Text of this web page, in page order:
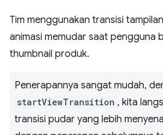
Tim menggunakan transisi
animasi memudar saat pengguna
thumbnail produk.
Penerapannya sangat mudah,
startViewTransition , kita
transisi pudar yang lebih